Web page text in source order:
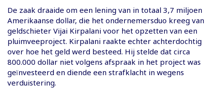
De zaak draaide om een lening van in totaal 3,7 miljoen
Amerikaanse dollar, die het ondernemersduo kreeg van
geldschieter Vijai Kirpalani voor het opzetten van een
pluimveeproject. Kirpalani raakte echter achterdochtig
over hoe het geld werd besteed. Hij stelde dat circa
800.000 dollar niet volgens afspraak in het project was
geïnvesteerd en diende een strafklacht in wegens
verduistering.